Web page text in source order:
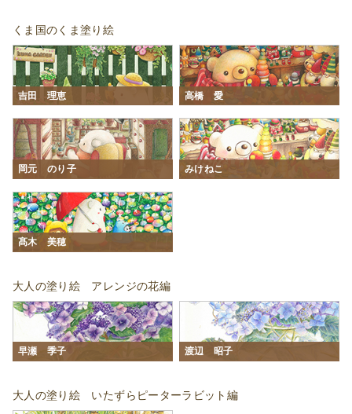
くま国のくま塗り絵
吉田 理恵 高橋 愛
岡元 のり子 みけねこ
髙木 美穂
大人の塗り絵 アレンジの花編
早瀬 季子 渡辺 昭子
大人の塗り絵 いたずらピーターラビット編